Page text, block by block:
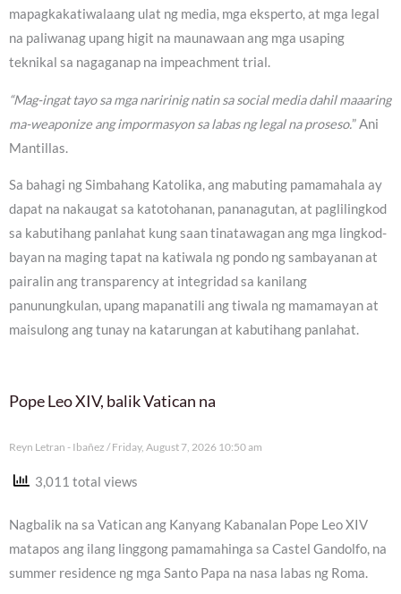
mapagkakatiwalaang ulat ng media, mga eksperto, at mga legal
na paliwanag upang higit na maunawaan ang mga usaping
teknikal sa nagaganap na impeachment trial.
“Mag-ingat tayo sa mga naririnig natin sa social media dahil maaaring
ma-weaponize ang impormasyon sa labas ng legal na proseso.” Ani
Mantillas.
Sa bahagi ng Simbahang Katolika, ang mabuting pamamahala ay
dapat na nakaugat sa katotohanan, pananagutan, at paglilingkod
sa kabutihang panlahat kung saan tinatawagan ang mga lingkod-
bayan na maging tapat na katiwala ng pondo ng sambayanan at
pairalin ang transparency at integridad sa kanilang
panunungkulan, upang mapanatili ang tiwala ng mamamayan at
maisulong ang tunay na katarungan at kabutihang panlahat.
Pope Leo XIV, balik Vatican na
Reyn Letran - Ibañez Friday, August 7, 2026 10:50 am
3,011 total views
Nagbalik na sa Vatican ang Kanyang Kabanalan Pope Leo XIV
matapos ang ilang linggong pamamahinga sa Castel Gandolfo, na
summer residence ng mga Santo Papa na nasa labas ng Roma.